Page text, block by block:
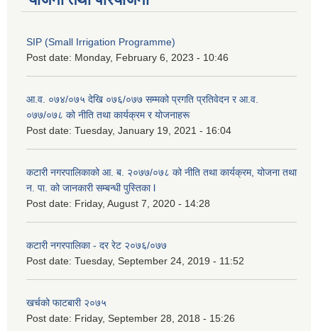
SIP (Small Irrigation Programme)
Post date: Monday, February 6, 2023 - 10:46
आ.व. ०७४/०७५ देखि ०७६/०७७ सम्मको प्रगति प्रतिवेदन र आ.व.
०७७/०७८ को नीति तथा कार्यक्रम र योजनाहरू
Post date: Tuesday, January 19, 2021 - 16:04
कटारी नगरपालिकाको आ. ब. २०७७/०७८ को नीति तथा कार्यक्रम, योजना तथा
न. पा. को जानकारी सम्बन्धी पुस्तिका l
Post date: Friday, August 7, 2020 - 14:28
कटारी नगरपालिका - दर रेट २०७६/०७७
Post date: Tuesday, September 24, 2019 - 11:52
खर्चको फाटबारी २०७५
Post date: Friday, September 28, 2018 - 15:26